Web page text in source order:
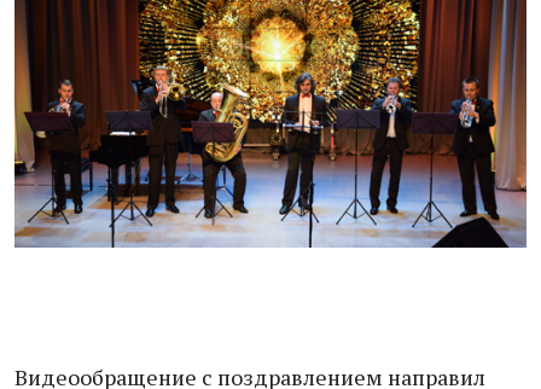
Видеообращение с поздравлением направил